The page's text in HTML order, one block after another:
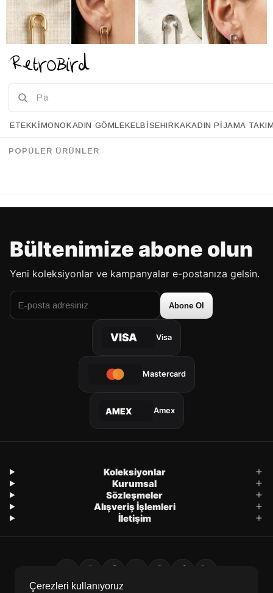
27.90 USD
34.90 USD
Bültenimize abone olun
Yeni koleksiyonlar ve kampanyalar e-postanıza gelsin.
Abone Ol
VISA Visa
Mastercard
AMEX Amex
Koleksiyonlar
Kurumsal
Sözleşmeler
Alışveriş İşlemleri
İletişim
Çerezleri kullanıyoruz
ETEKKIMONOKADIN GÖMLEKELBISEHIRKAKADIN PIJAMA
POPÜLER ÜRÜNLER